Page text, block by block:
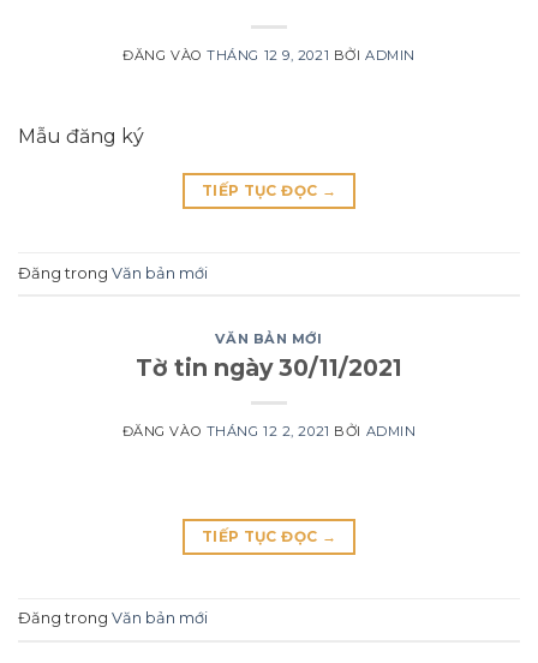
ĐĂNG VÀOTHÁNG 12 9, 2021 BỞI ADMIN
Mẫu đăng ký
TIẾP TỤC ĐỌC →
Đăng trong Văn bản mới
VĂN BẢN MỚI
Tờ tin ngày 30/11/2021
ĐĂNG VÀO THÁNG 12 2, 2021 BỞI ADMIN
TIẾP TỤC ĐỌC →
Đăng trong Văn bản mới